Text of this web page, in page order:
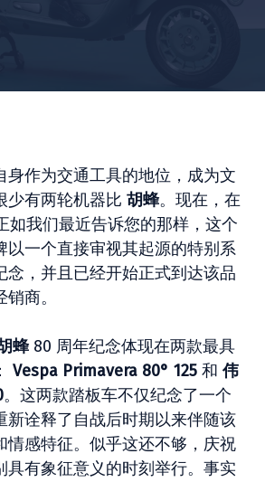
身作为交通工具的地位，成为文
少有两轮机器比 胡蜂。现在，在
如我们最近告诉您的那样，这个
以一个直接审视其起源的特别系
念，并且已经开始正式到达该品
商。
蜂80 周年纪念体现在两款最具
Vespa Primavera 80° 125 和 伟
。这两款踏板车不仅纪念了一个
新诠释了自战后时期以来伴随该
情感特征。似乎这还不够，庆祝
具有象征意义的时刻举行。事实